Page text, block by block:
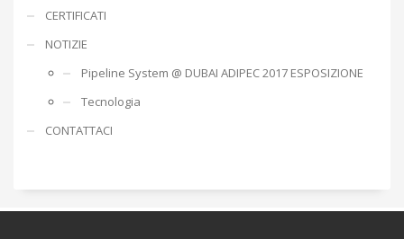
CERTIFICATI
NOTIZIE
Pipeline System @ DUBAI ADIPEC 2017 ESPOSIZIONE
Tecnologia
CONTATTACI